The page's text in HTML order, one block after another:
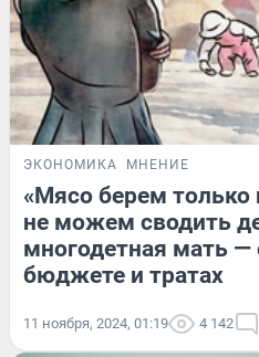
ЭКОНОМИКА МНЕНИЕ
«Мясо берем только
не можем сводить
многодетная мать
бюджете и тратах
11 ноября, 2024, 01:19 4 142